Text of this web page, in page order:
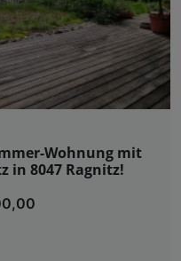
Wohnung mit
in 8047 Ragnitz!